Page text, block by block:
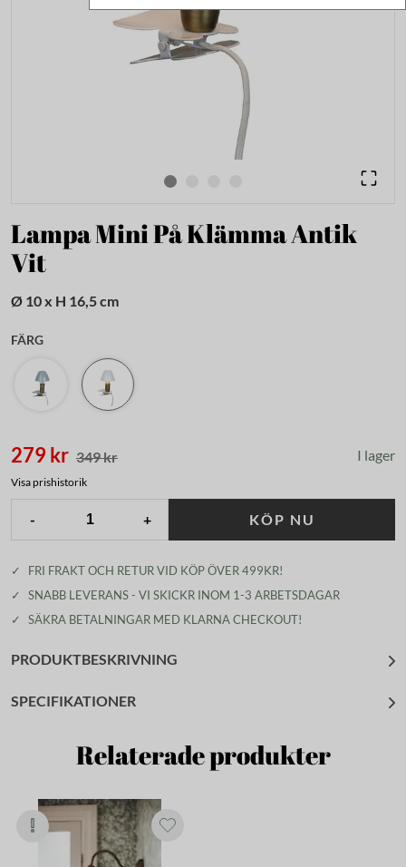
Lampa Mini På Klämma Antik
Vit
Ø 10 x H 16,5 cm
FÄRG
279 kr 349 kr I lager
Visa prishistorik
- + KÖP NU
✓
FRI FRAKT OCH RETUR VID KÖP ÖVER 499KR!
✓
SNABB LEVERANS - VI SKICKR INOM 1-3 ARBETSDAGAR
✓
SÄKRA BETALNINGAR MED KLARNA CHECKOUT!
PRODUKTBESKRIVNING
SPECIFIKATIONER
Relaterade produkter